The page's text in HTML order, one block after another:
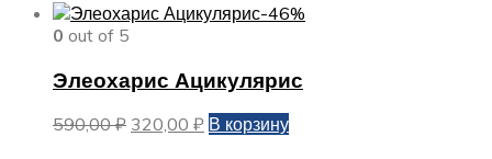
-46%
0 out of 5
Элеохарис Ацикулярис
590,00₽ Первоначальная
320,00 ₽ Текущая
В корзину